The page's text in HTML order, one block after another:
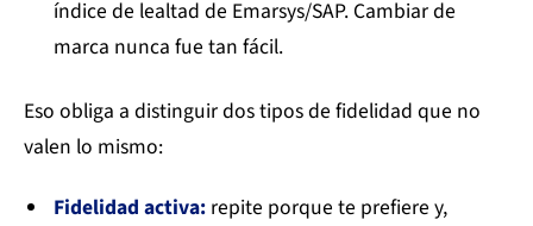
índice de lealtad de Emarsys/SAP. Cambiar de
marca nunca fue tan fácil.
Eso obliga a distinguir dos tipos de fidelidad que no
valen lo mismo:
Fidelidad activa:repite porque te prefiere y,